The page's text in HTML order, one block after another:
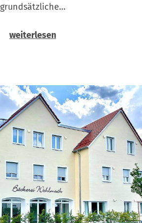
grundsätzliche…
weiterlesen